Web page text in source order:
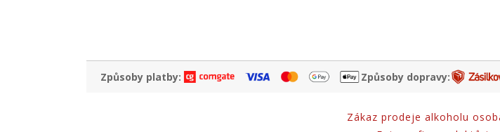
Způsoby platby: Způsoby dopravy:
Zákaz prodeje alkoholu